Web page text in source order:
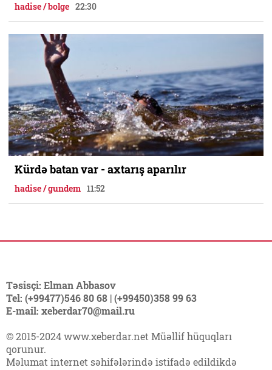
hadise / bolge 22:30
Kürdə batan var - axtarış aparılır
hadise / gundem 11:52
Təsisçi: Elman Abbasov
Tel: (+99477)546 80 68 | (+99450)358 99 63
E-mail: xeberdar70@mail.ru
© 2015-2024 www.xeberdar.net Müəllif hüquqları
qorunur.
Məlumat internet səhifələrində istifadə edildikdə